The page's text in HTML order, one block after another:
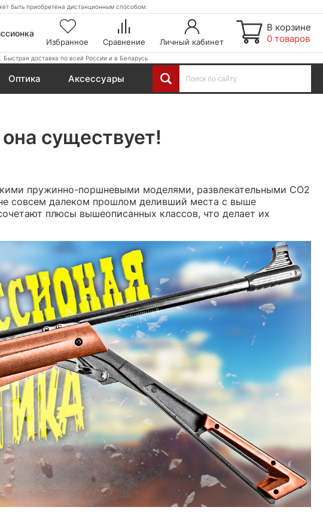
быть приобретена дистанционным способом.
Избранное Сравнение Личный кабинет
В корзине
0 товаров
доставка по всей России и в Беларусь
Оптика Аксессуары
существует!
пружинно-поршневыми моделями, развлекательными СО2
совсем далеком прошлом деливший места с выше
плюсы вышеописанных классов, что делает их